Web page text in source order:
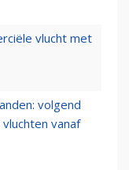
vlucht met
volgend
vanaf